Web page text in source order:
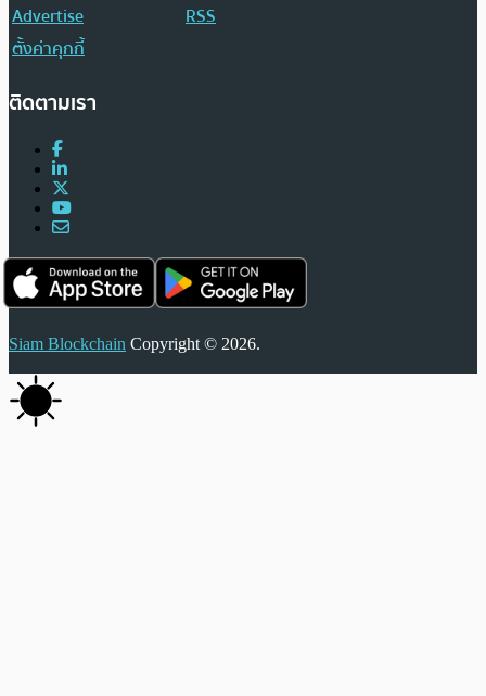
Advertise
RSS
ตั้งค่าคุกกี้
ติดตามเรา
Siam Blockchain Copyright © 2026.